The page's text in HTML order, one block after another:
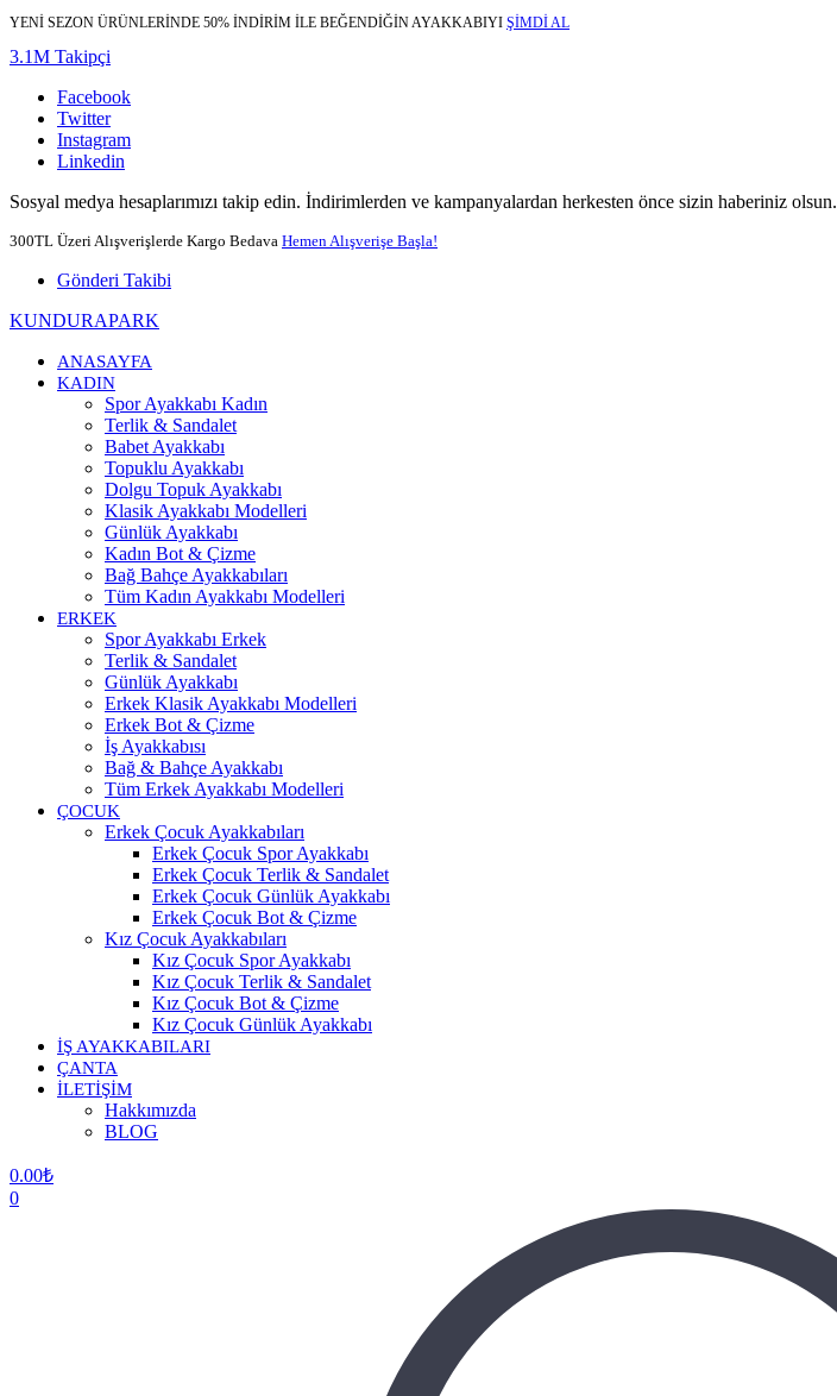
YENİ SEZON ÜRÜNLERİNDE 50% İNDİRİM İLE BEĞENDİĞİN AYAKKABIYI ŞİMDİ AL
3.1M Takipçi
Facebook
Twitter
Instagram
Linkedin
Sosyal medya hesaplarımızı takip edin. İndirimlerden ve kampanyalardan herkesten önce sizin haberiniz olsun.
300TL Üzeri Alışverişlerde Kargo Bedava Hemen Alışverişe Başla!
Gönderi Takibi
KUNDURAPARK
ANASAYFA
KADIN
Spor Ayakkabı Kadın
Terlik & Sandalet
Babet Ayakkabı
Topuklu Ayakkabı
Dolgu Topuk Ayakkabı
Klasik Ayakkabı Modelleri
Günlük Ayakkabı
Kadın Bot & Çizme
Bağ Bahçe Ayakkabıları
Tüm Kadın Ayakkabı Modelleri
ERKEK
Spor Ayakkabı Erkek
Terlik & Sandalet
Günlük Ayakkabı
Erkek Klasik Ayakkabı Modelleri
Erkek Bot & Çizme
İş Ayakkabısı
Bağ & Bahçe Ayakkabı
Tüm Erkek Ayakkabı Modelleri
ÇOCUK
Erkek Çocuk Ayakkabıları
Erkek Çocuk Spor Ayakkabı
Erkek Çocuk Terlik & Sandalet
Erkek Çocuk Günlük Ayakkabı
Erkek Çocuk Bot & Çizme
Kız Çocuk Ayakkabıları
Kız Çocuk Spor Ayakkabı
Kız Çocuk Terlik & Sandalet
Kız Çocuk Bot & Çizme
Kız Çocuk Günlük Ayakkabı
İŞ AYAKKABILARI
ÇANTA
İLETİŞİM
Hakkımızda
BLOG
0.00₺
0